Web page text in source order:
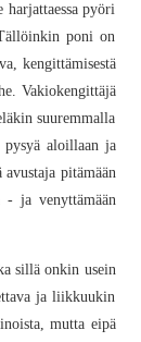
pyöri
poni on
kengittämisestä
Vakiokengittäjä
suuremmalla
pysyä aloillaan ja
pitämään
- ja venyttämään
sillä onkin usein
ja liikkuukin
mutta eipä